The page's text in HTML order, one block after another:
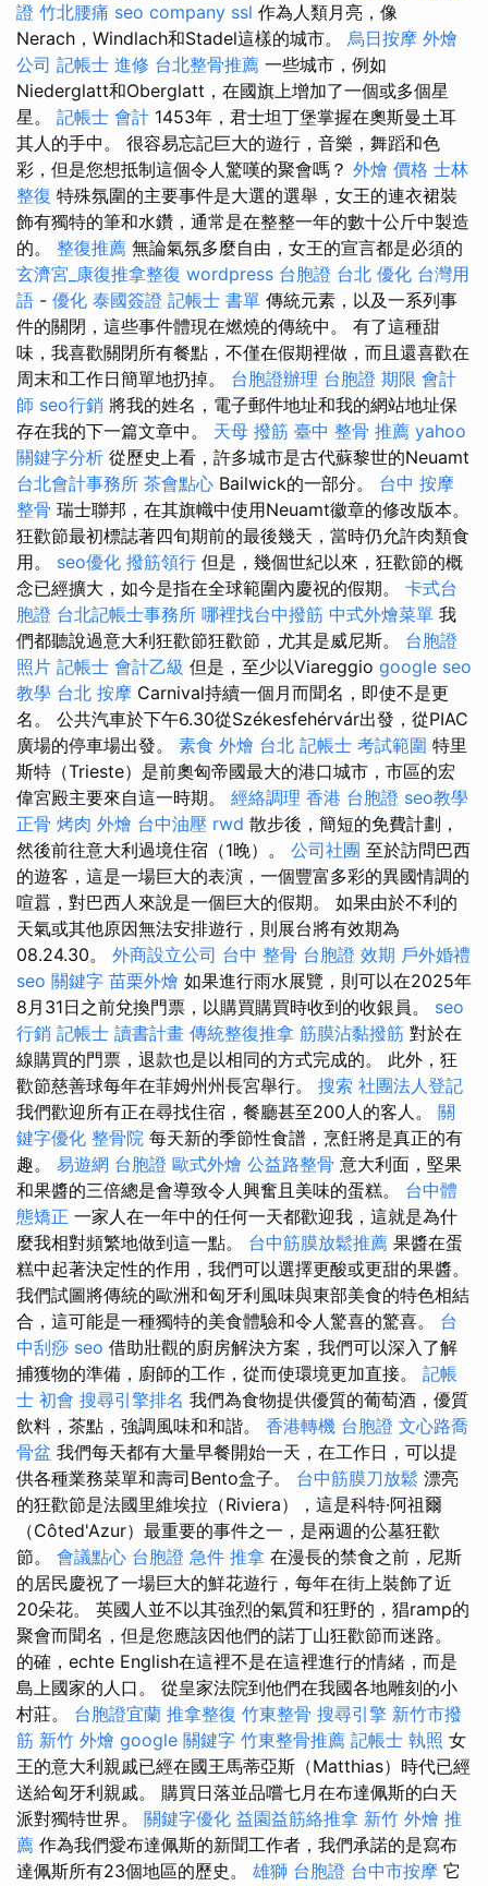
證 竹北腰痛 seo company ssl 作為人類月亮，像
Nerach，Windlach和Stadel這樣的城市。 烏日按摩 外燴
公司 記帳士 進修 台北整骨推薦 一些城市，例如
Niederglatt和Oberglatt，在國旗上增加了一個或多個星
星。 記帳士 會計 1453年，君士坦丁堡掌握在奧斯曼土耳
其人的手中。 很容易忘記巨大的遊行，音樂，舞蹈和色
彩，但是您想抵制這個令人驚嘆的聚會嗎？ 外燴 價格 士林
整復 特殊氛圍的主要事件是大選的選舉，女王的連衣裙裝
飾有獨特的筆和水鑽，通常是在整整一年的數十公斤中製造
的。 整復推薦 無論氣氛多麼自由，女王的宣言都是必須的
玄濟宮_康復推拿整復 wordpress 台胞證 台北 優化 台灣用
語 - 優化 泰國簽證 記帳士 書單 傳統元素，以及一系列事
件的關閉，這些事件體現在燃燒的傳統中。 有了這種甜
味，我喜歡關閉所有餐點，不僅在假期裡做，而且還喜歡在
周末和工作日簡單地扔掉。 台胞證辦理 台胞證 期限 會計
師 seo行銷 將我的姓名，電子郵件地址和我的網站地址保
存在我的下一篇文章中。 天母 撥筋 臺中 整骨 推薦 yahoo
關鍵字分析 從歷史上看，許多城市是古代蘇黎世的Neuamt
台北會計事務所 茶會點心 Bailwick的一部分。 台中 按摩
整骨 瑞士聯邦，在其旗幟中使用Neuamt徽章的修改版本。
狂歡節最初標誌著四旬期前的最後幾天，當時仍允許肉類食
用。 seo優化 撥筋領行 但是，幾個世紀以來，狂歡節的概
念已經擴大，如今是指在全球範圍內慶祝的假期。 卡式台
胞證 台北記帳士事務所 哪裡找台中撥筋 中式外燴菜單 我
們都聽說過意大利狂歡節狂歡節，尤其是威尼斯。 台胞證
照片 記帳士 會計乙級 但是，至少以Viareggio google seo
教學 台北 按摩 Carnival持續一個月而聞名，即使不是更
名。 公共汽車於下午6.30從Székesfehérvár出發，從PIAC
廣場的停車場出發。 素食 外燴 台北 記帳士 考試範圍 特里
斯特（Trieste）是前奧匈帝國最大的港口城市，市區的宏
偉宮殿主要來自這一時期。 經絡調理 香港 台胞證 seo教學
正骨 烤肉 外燴 台中油壓 rwd 散步後，簡短的免費計劃，
然後前往意大利過境住宿（1晚）。 公司社團 至於訪問巴西
的遊客，這是一​​場巨大的表演，一個豐富多彩的異國情調的
喧囂，對巴西人來說是一個巨大的假期。 如果由於不利的
天氣或其他原因無法安排遊行，則展台將有效期為
08.24.30。 外商設立公司 台中 整骨 台胞證 效期 戶外婚禮
seo 關鍵字 苗栗外燴 如果進行雨水展覽​​，則可以在2025年
8月31日之前兌換門票，以購買購買時收到的收銀員。 seo
行銷 記帳士 讀書計畫 傳統整復推拿 筋膜沾黏撥筋 對於在
線購買的門票，退款也是以相同的方式完成的。 此外，狂
歡節慈善球每年在菲姆州州長宮舉行。 搜索 社團法人登記
我們歡迎所有正在尋找住宿，餐廳甚至200人的客人。 關
鍵字優化 整骨院 每天新的季節性食譜，烹飪將是真正的有
趣。 易遊網 台胞證 歐式外燴 公益路整骨 意大利面，堅果
和果醬的三倍總是會導致令人興奮且美味的蛋糕。 台中體
態矯正 一家人在一年中的任何一天都歡迎我，這就是為什
麼我相對頻繁地做到這一點。 台中筋膜放鬆推薦 果醬在蛋
糕中起著決定性的作用，我們可以選擇更酸或更甜的果醬。
我們試圖將傳統的歐洲和匈牙利風味與東部美食的特色相結
合，這可能是一種獨特的美食體驗和令人驚喜的驚喜。 台
中刮痧 seo 借助壯觀的廚房解決方案，我們可以深入了解
捕獲物的準備，廚師的工作，從而使環境更加直接。 記帳
士 初會 搜尋引擎排名 我們為食物提供優質的葡萄酒，優質
飲料，茶點，強調風味和和諧。 香港轉機 台胞證 文心路喬
骨盆 我們每天都有大量早餐開始一天，在工作日，可以提
供各種業務菜單和壽司Bento盒子。 台中筋膜刀放鬆 漂亮
的狂歡節是法國里維埃拉（Riviera），這是科特·阿祖爾
（Côted'Azur）最重要的事件之一，是兩週的公墓狂歡
節。 會議點心 台胞證 急件 推拿 在漫長的禁食之前，尼斯
的居民慶祝了一場巨大的鮮花遊行，每年在街上裝飾了近
20朵花。 英國人並不以其強烈的氣質和狂野的，猖ramp的
聚會而聞名，但是您應該因他們的諾丁山狂歡節而迷路。
的確，echte English在這裡不是在這裡進行的情緒，而是
島上國家的人口。 從皇家法院到他們在我國各地雕刻的小
村莊。 台胞證宜蘭 推拿整復 竹東整骨 搜尋引擎 新竹市撥
筋 新竹 外燴 google 關鍵字 竹東整骨推薦 記帳士 執照 女
王的意大利親戚已經在國王馬蒂亞斯（Matthias）時代已經
送給匈牙利親戚。 購買日落並品嚐七月在布達佩斯的白天
派對獨特世界。 關鍵字優化 益園益筋絡推拿 新竹 外燴 推
薦 作為我們愛布達佩斯的新聞工作者，我們承諾的是寫布
達佩斯所有23個地區的歷史。 雄獅 台胞證 台中市按摩 它